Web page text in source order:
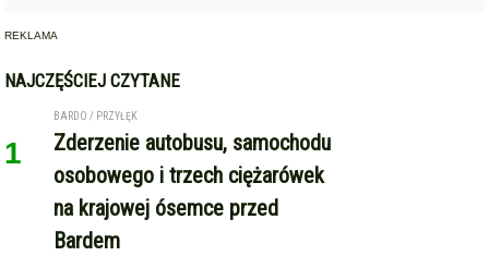
REKLAMA
NAJCZĘŚCIEJ CZYTANE
1
BARDO / PRZYŁĘK
Zderzenie autobusu, samochodu
osobowego i trzech ciężarówek
na krajowej ósemce przed
Bardem